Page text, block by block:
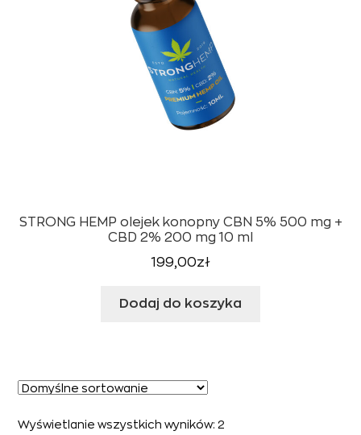
STRONG HEMP olejek konopny CBN 5% 500 mg +
CBD 2% 200 mg 10 ml
199,00zł
Dodaj do koszyka
Wyświetlanie wszystkich wyników: 2